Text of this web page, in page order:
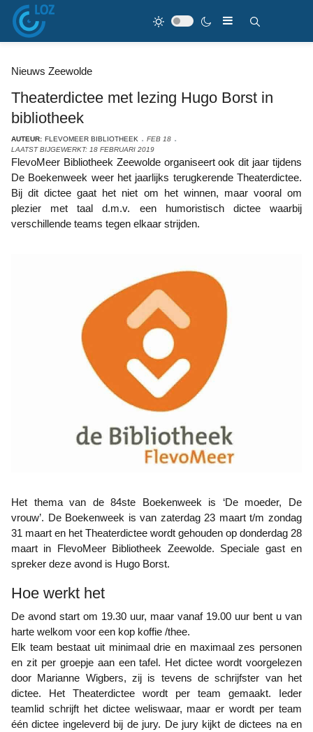
Nieuws Zeewolde
Theaterdictee met lezing Hugo Borst in
bibliotheek
AUTEUR: FLEVOMEER BIBLIOTHEEK
FEB 18
LAATST BIJGEWERKT: 18 FEBRUARI 2019
FlevoMeer Bibliotheek Zeewolde organiseert ook dit jaar tijdens
De Boekenweek weer het jaarlijks terugkerende Theaterdictee.
Bij dit dictee gaat het niet om het winnen, maar vooral om
plezier met taal d.m.v. een humoristisch dictee waarbij
verschillende teams tegen elkaar strijden.
Het thema van de 84ste Boekenweek is ‘De moeder, De
vrouw’. De Boekenweek is van zaterdag 23 maart t/m zondag
31 maart en het Theaterdictee wordt gehouden op donderdag 28
maart in FlevoMeer Bibliotheek Zeewolde. Speciale gast en
spreker deze avond is Hugo Borst.
Hoe werkt het
De avond start om 19.30 uur, maar vanaf 19.00 uur bent u van
harte welkom voor een kop koffie /thee.
Elk team bestaat uit minimaal drie en maximaal zes personen
en zit per groepje aan een tafel. Het dictee wordt voorgelezen
door Marianne Wigbers, zij is tevens de schrijfster van het
dictee. Het Theaterdictee wordt per team gemaakt. Ieder
teamlid schrijft het dictee weliswaar, maar er wordt per team
één dictee ingeleverd bij de jury. De jury kijkt de dictees na en